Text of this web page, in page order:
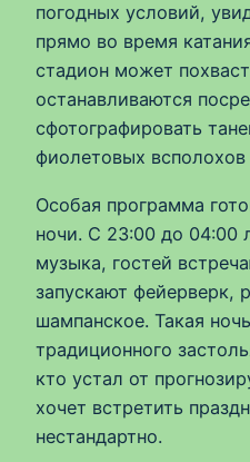
погодных условий,
прямо во время
стадион может
останавливаются
сфотографировать
фиолетовых всполохов
Особая программа
ночи. С 23:00 до 04:00
музыка, гостей
запускают фейерверк,
шампанское. Такая
традиционного
кто устал от
хочет встретить
нестандартно.